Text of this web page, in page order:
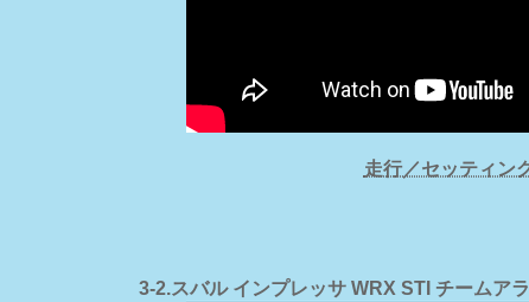
走行／セッティン
3-2.スバル インプレッサ WRX STI チーム